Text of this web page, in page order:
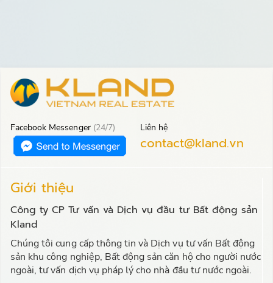
Facebook Messenger (24/7) Liên hệ
contact@kland.vn
Giới thiệu
Công ty CP Tư vấn và Dịch vụ đầu tư Bất động sản
Kland
Chúng tôi cung cấp thông tin và Dịch vụ tư vấn Bất động
sản khu công nghiệp, Bất động sản căn hộ cho người nước
ngoài, tư vấn dịch vụ pháp lý cho nhà đầu tư nước ngoài.